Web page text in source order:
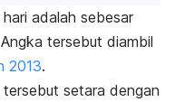
adalah sebesar
tersebut diambil
2013.
setara dengan